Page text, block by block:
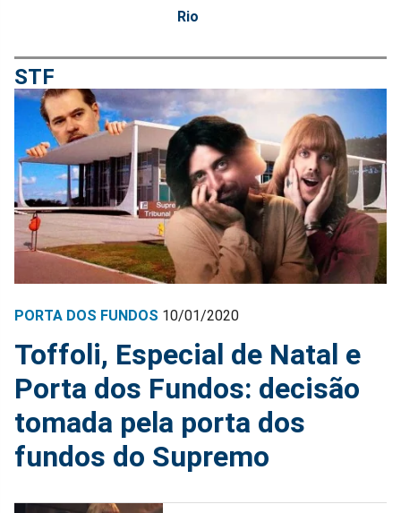
Rio
STF
PORTA DOS FUNDOS 10/01/2020
Toffoli, Especial de Natal e
Porta dos Fundos: decisão
tomada pela porta dos
fundos do Supremo